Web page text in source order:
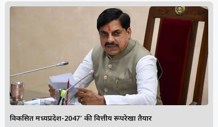
विकसित मध्यप्रदेश-2047’ की वित्तीय रूपरेखा तैयार